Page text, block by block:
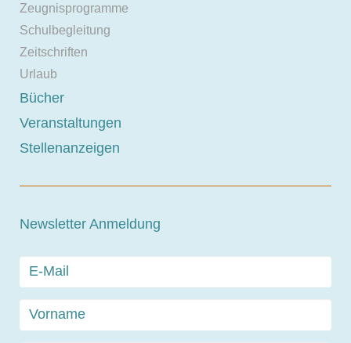
Zeugnisprogramme
Schulbegleitung
Zeitschriften
Urlaub
Bücher
Veranstaltungen
Stellenanzeigen
Newsletter Anmeldung